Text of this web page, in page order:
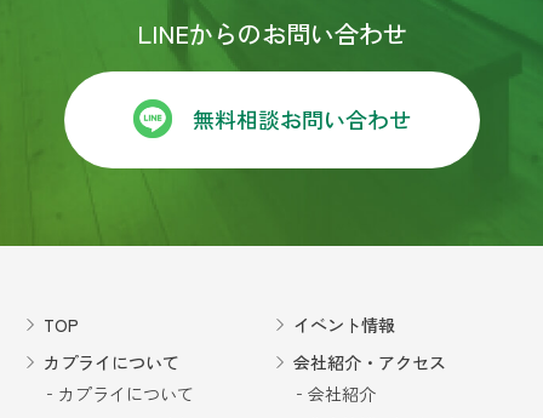
今回のキッチンリフォームの業
者選びでカプライさんに決めたのは２年半前に遡
ります。浴室をリフォームした際、３社に見積も
りをお願いしました。その時カプライの営業の方
が誠意ある対応して下さり、妥当な価格、最終的
な仕上がりやメンテナンスで満足出来ました。そ
の後のトイレリフォームでも同じ担当者で、迅速
ランニングの方に来てもらうよう手配して下さい
ました。さすがプロと思わせる、その場で図面を
書いて冷蔵庫を移動し、吊り戸棚をなくし、パン
トリーを作れば、今と同じ収納力はあるし明るく
LINEからのお問い合わせ
無料相談お問い合わせ
TOP
カプライについて
カプライについて
イベント情報
会社紹介・アクセス
会社紹介